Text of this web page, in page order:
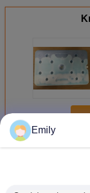
MeerDe Pakken
Emily